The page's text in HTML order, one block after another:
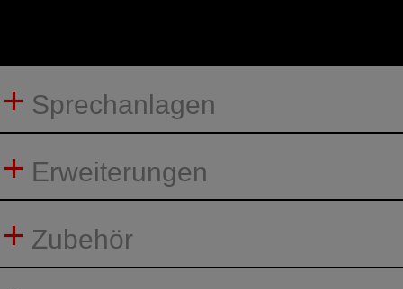
Sprechanlagen
Erweiterungen
Zubehör